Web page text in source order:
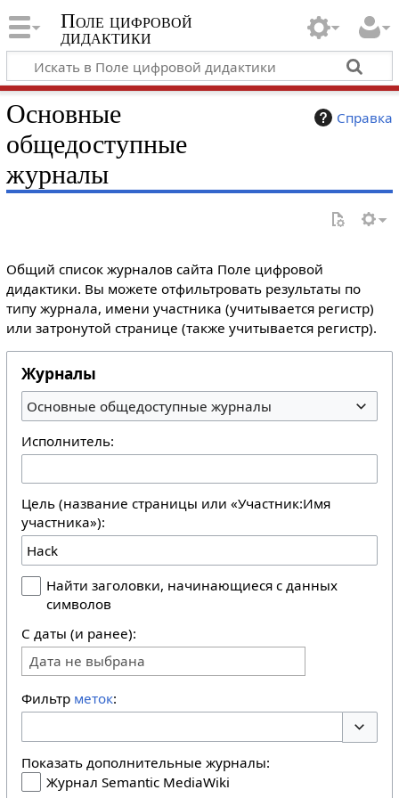
Поле цифровой
дидактики
Справка
Основные
общедоступные
журналы
Общий список журналов сайта Поле цифровой
дидактики. Вы можете отфильтровать результаты по
типу журнала, имени участника (учитывается регистр)
или затронутой странице (также учитывается регистр).
Журналы
Основные общедоступные журналы
Исполнитель:
Цель (название страницы или «Участник:Имя
участника»):
Найти заголовки, начинающиеся с данных
символов
С даты (и ранее):
Дата не выбрана
Фильтр меток:
Показать дополнительные журналы:
Журнал Semantic MediaWiki